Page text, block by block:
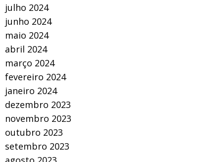
julho 2024
junho 2024
maio 2024
abril 2024
março 2024
fevereiro 2024
janeiro 2024
dezembro 2023
novembro 2023
outubro 2023
setembro 2023